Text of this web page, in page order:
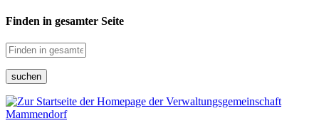
Finden in gesamter Seite
suchen